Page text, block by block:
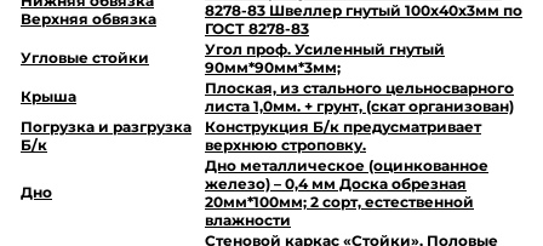
Верхняя обвязка
8278-83 Швеллер гнутый 100х40х3мм по
ГОСТ 8278-83
Угловые стойки
Угол проф. Усиленный гнутый
90мм*90мм*3мм;
Крыша
Плоская, из стального цельносварного
листа 1,0мм. + грунт, (скат организован)
Погрузка и разгрузка
Б/к
Конструкция Б/к предусматривает
верхнюю строповку.
Дно
Дно металлическое (оцинкованное
железо) – 0,4 мм Доска обрезная
20мм*100мм; 2 сорт, естественной
влажности
Стеновой каркас «Стойки», Половые